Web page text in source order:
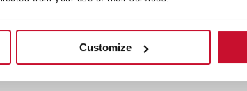
Customize